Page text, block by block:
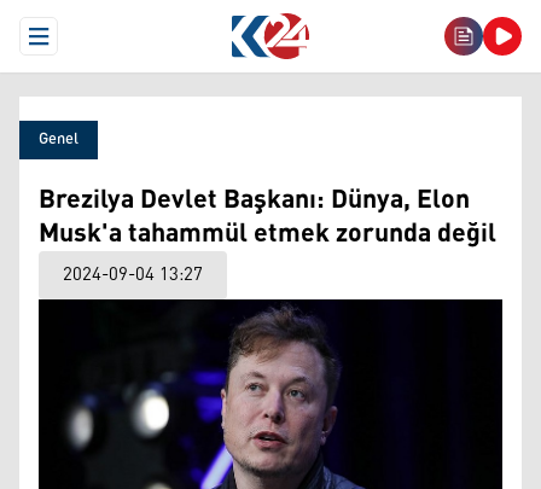
Open Menu
Genel
Brezilya Devlet Başkanı: Dünya, Elon
Musk'a tahammül etmek zorunda değil
2024-09-04 13:27